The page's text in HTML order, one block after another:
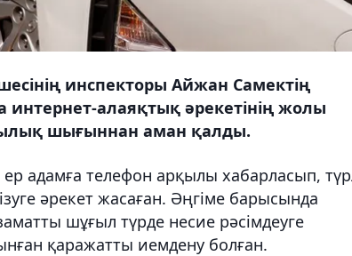
инспекторы Айжан Самектің
интернет-алаяқтық әрекетінің жолы
шығыннан аман қалды.
адамға телефон арқылы хабарласып,
әрекет жасаған. Әңгіме барысында
шұғыл түрде несие рәсімдеуге
қаражатты иемдену болған.